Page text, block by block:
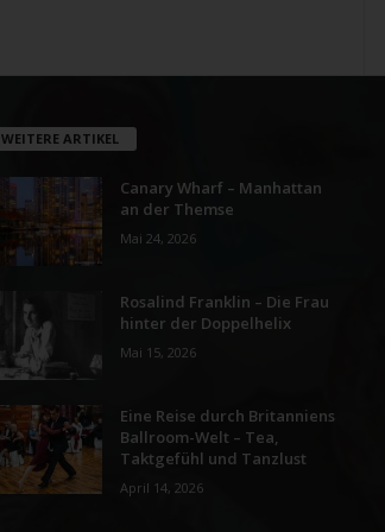
WEITERE ARTIKEL
Canary Wharf – Manhattan
an der Themse
Mai 24, 2026
Rosalind Franklin – Die Frau
hinter der Doppelhelix
Mai 15, 2026
Eine Reise durch Britanniens
Ballroom-Welt – Tea,
Taktgefühl und Tanzlust
April 14, 2026